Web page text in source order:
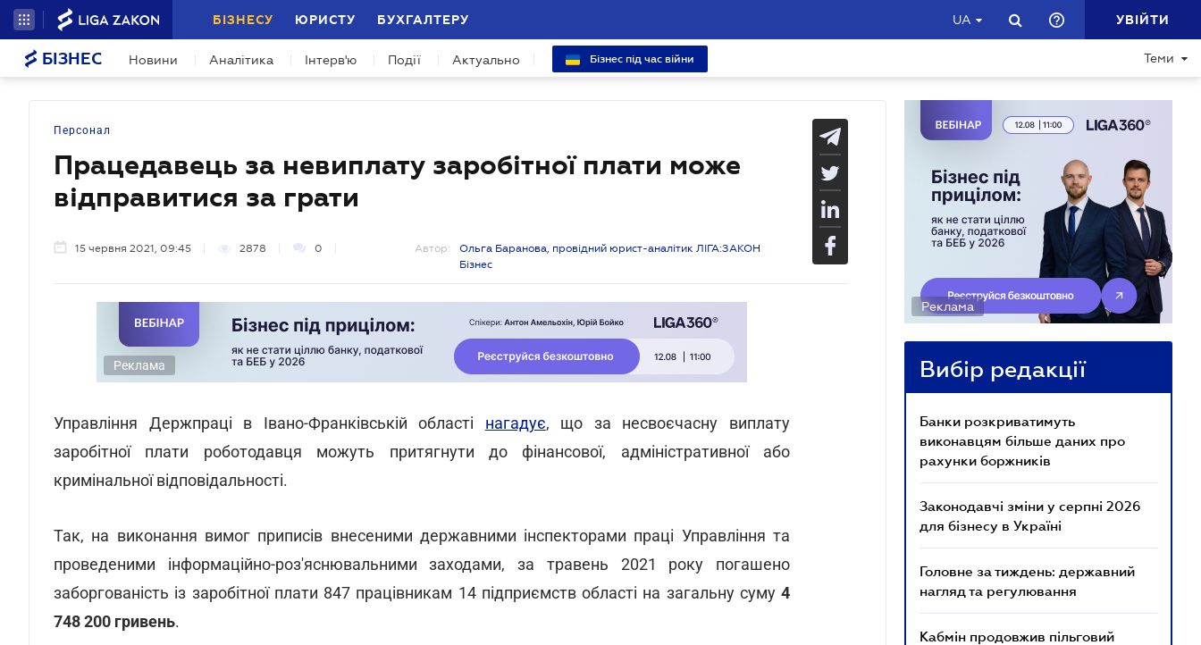
БІЗНЕСУ ЮРИСТУ БУХГАЛТЕРУ UA УВІЙТИ
БІЗНЕС Новини Аналітика Інтерв'ю Події Актуально Бізнес під час війни Теми
Персонал
Працедавець за невиплату заробітної плати може
відправитися за грати
15 червня 2021, 09:45 2878 0 Автор:
Ольга Баранова, провідний юрист-аналітик ЛІГА:ЗАКОН
Бізнес
Реклама
Управління Держпраці в Івано-Франківській області нагадує, що за несвоєчасну виплату
заробітної плати роботодавця можуть притягнути до фінансової, адміністративної або
кримінальної відповідальності.
Так, на виконання вимог приписів внесеними державними інспекторами праці Управління та
проведеними інформаційно-роз'яснювальними заходами, за травень 2021 року погашено
заборгованість із заробітної плати 847 працівникам 14 підприємств області на загальну суму 4
748 200 гривень.
Реклама
Вибір редакції
Банки розкриватимуть
виконавцям більше даних про
рахунки боржників
Законодавчі зміни у серпні 2026
для бізнесу в Україні
Головне за тиждень: державний
нагляд та регулювання
Кабмін продовжив пільговий